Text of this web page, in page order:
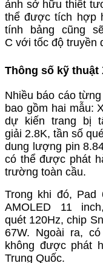
ảnh sở hữu thiết
thể được tích hợp
tính bảng cũng
C với tốc độ truyền
Thông số kỹ thuật
Nhiều báo cáo
bao gồm hai mẫu:
dự kiến trang bị
giải 2.8K, tần số
dung lượng pin
có thể được phát
trường toàn cầu.
Trong khi đó,
AMOLED 11
quét 120Hz, chip
67W. Ngoài ra,
không được phát
Trung Quốc.